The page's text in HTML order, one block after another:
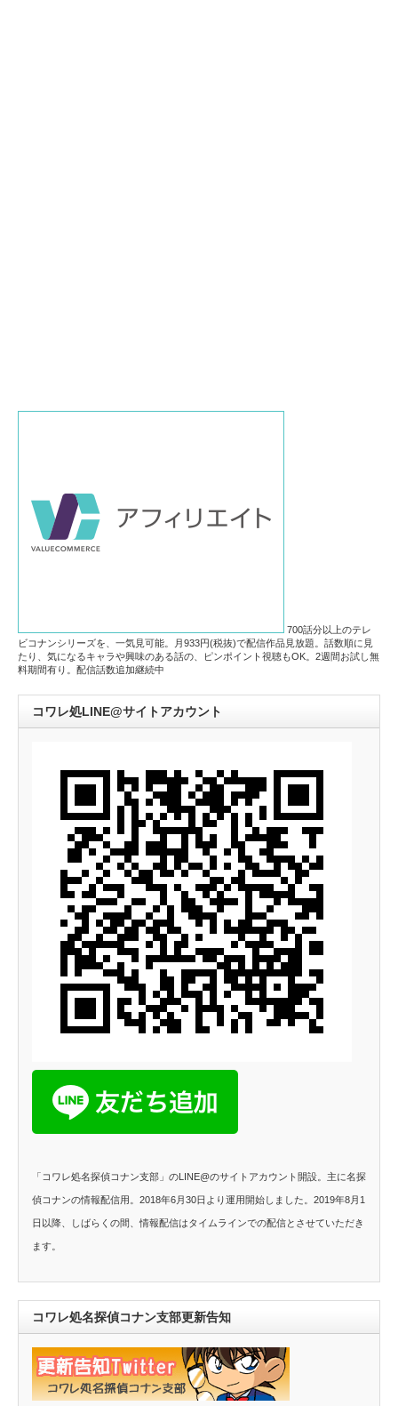
700話分以上のテレ
ビコナンシリーズを、一気見可能。月933円(税抜)で配信作品見放題。話数順に見
たり、気になるキャラや興味のある話の、ピンポイント視聴もOK。2週間お試し無
料期間有り。配信話数追加継続中
コワレ処LINE@サイトアカウント
「コワレ処名探偵コナン支部」のLINE@のサイトアカウント開設。主に名探
偵コナンの情報配信用。2018年6月30日より運用開始しました。2019年8月1
日以降、しばらくの間、情報配信はタイムラインでの配信とさせていただき
ます。
コワレ処名探偵コナン支部更新告知